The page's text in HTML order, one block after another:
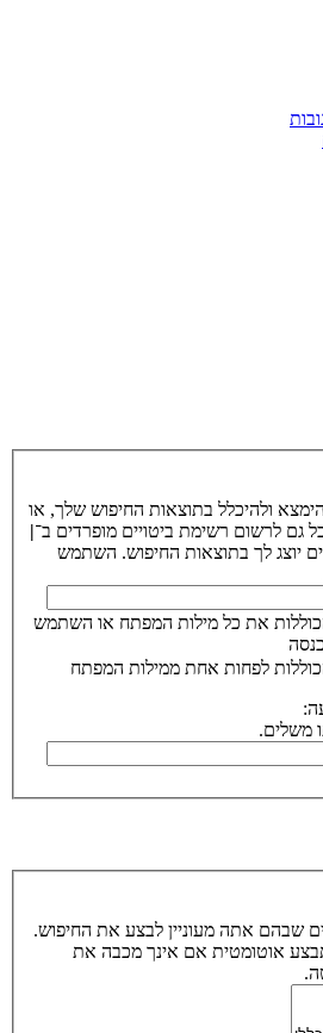
ולהיכלל בתוצאות החיפוש שלך, או
גם לרשום רשימת ביטויים מופרדים ב־|
יוצג לך בתוצאות החיפוש. השתמש
את כל מילות המפתח או השתמש
לפחות אחת ממילות המפתח
משלים.
שבהם אתה מעוניין לבצע את החיפוש.
אוטומטית אם אינך מכבה את